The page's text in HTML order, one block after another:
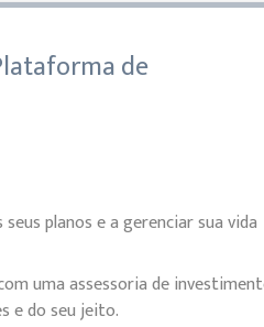
de
planos e a gerenciar sua vida
uma assessoria de
e do seu jeito.